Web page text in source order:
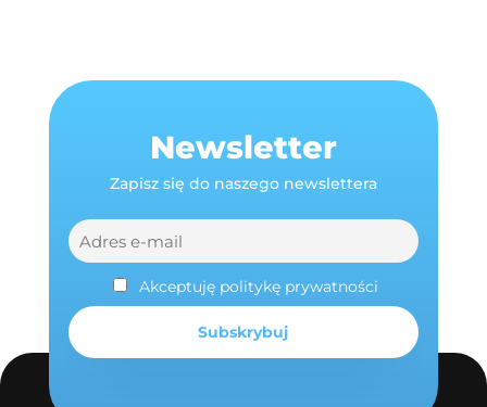
Newsletter
Zapisz się do naszego newslettera
Akceptuję politykę prywatności